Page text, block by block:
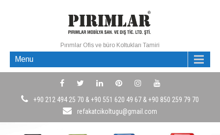
Pırımlar Ofis ve büro Koltukları Tamiri
Menu
+90 212 494 25 70 & +90 551 620 49 67 & +90 850 259 79 70
refakatcikoltugu@gmail.com